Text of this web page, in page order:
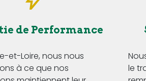
de Performance
et-Loire, nous nous
à ce que nos
le